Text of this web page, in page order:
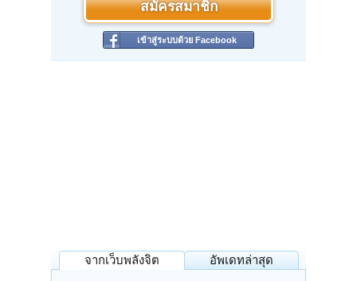
สมัครสมาชิก
เข้าสู่ระบบด้วย Facebook
จากเว็บพลังจิต อัพเดทล่าสุด